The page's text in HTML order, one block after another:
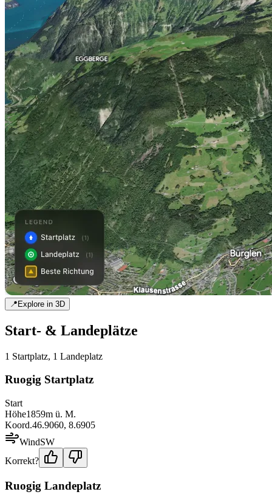
📍Explore in 3D
Start- & Landeplätze
1 Startplatz, 1 Landeplatz
Ruogig Startplatz
Start
Höhe1859m ü. M.
Koord.46.9060, 8.6905
WindSW
Korrekt?
Ruogig Landeplatz